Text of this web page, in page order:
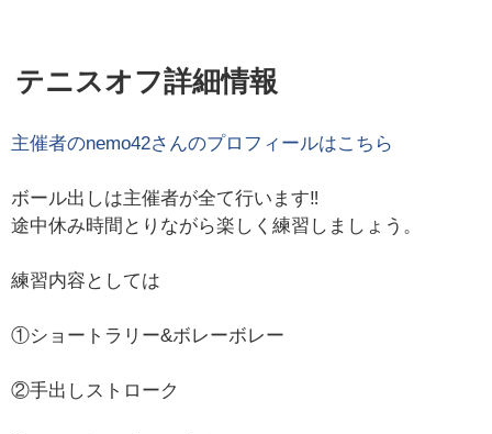
テニスオフ詳細情報
主催者のnemo42さんのプロフィールはこちら
ボール出しは主催者が全て行います‼️
途中休み時間とりながら楽しく練習しましょう。
練習内容としては
①ショートラリー&ボレーボレー
②手出しストローク